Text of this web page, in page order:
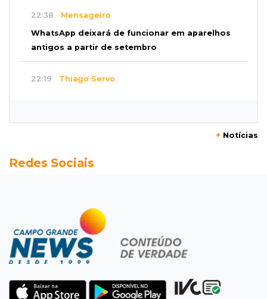
22:38 Mensageiro
WhatsApp deixará de funcionar em aparelhos
antigos a partir de setembro
22:19 Thiago Servo
Semana vai começar com 909 novas
Flagrante
Motorista atinge carro parado, perde
retrovisor e foge no Jardim Antártica
“Sinto que ela está por perto”, diz mãe de
+ Notícias
Redes Sociais